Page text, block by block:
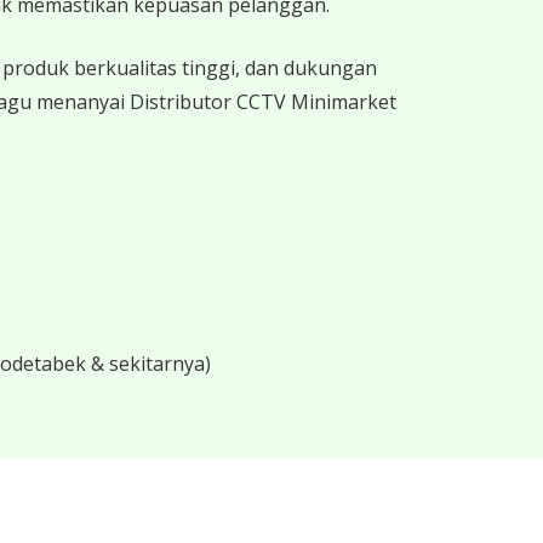
produk berkualitas tinggi, dan dukungan
menanyai Distributor CCTV Minimarket
& sekitarnya)